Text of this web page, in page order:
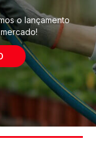
o lançamento